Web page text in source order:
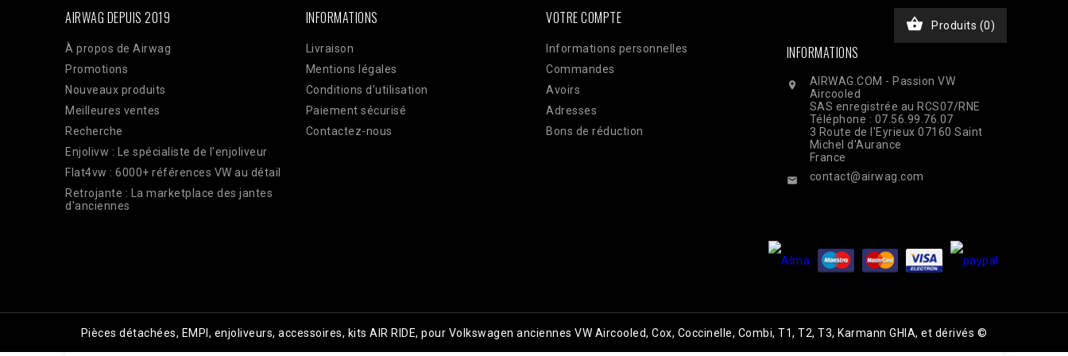
AIRWAG DEPUIS 2019
À propos de Airwag
Promotions
Nouveaux produits
Meilleures ventes
Recherche
Enjolivw : Le spécialiste de l'enjoliveur
Flat4vw : 6000+ références VW au détail
Retrojante : La marketplace des jantes
d'anciennes
INFORMATIONS
Livraison
Mentions légales
Conditions d'utilisation
Paiement sécurisé
Contactez-nous
VOTRE COMPTE
Informations personnelles
Commandes
Avoirs
Adresses
Bons de réduction
 Produits (0)
INFORMATIONS

AIRWAG.COM - Passion VW
Aircooled
SAS enregistrée au RCS07/RNE
Téléphone : 07.56.99.76.07
3 Route de l'Eyrieux 07160 Saint
Michel d'Aurance
France
 contact@airwag.com
Pièces détachées, EMPI, enjoliveurs, accessoires, kits AIR RIDE, pour Volkswagen anciennes VW Aircooled, Cox, Coccinelle, Combi, T1, T2, T3, Karmann GHIA, et dérivés ©